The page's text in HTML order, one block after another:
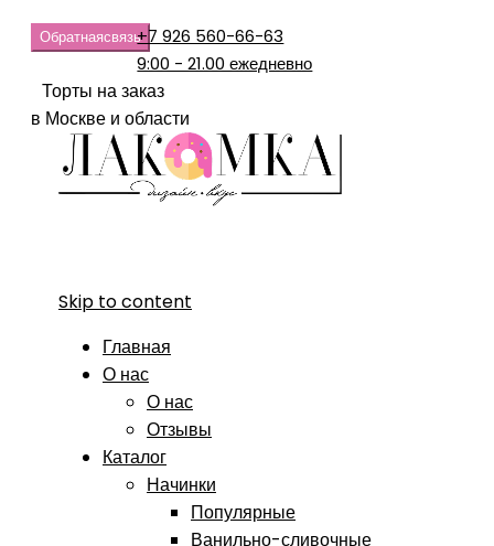
Обратнаясвязь+7 926 560-66-63
9:00 - 21.00 ежедневно
Торты на заказ
в Москве и области
Skip to content
Главная
О нас
О нас
Отзывы
Каталог
Начинки
Популярные
Ванильно-сливочные